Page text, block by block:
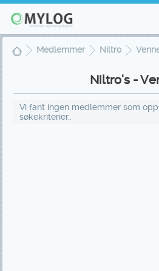
Medlemmer Niltro
Niltro's -
Vi fant ingen medlemmer som
søkekriterier..